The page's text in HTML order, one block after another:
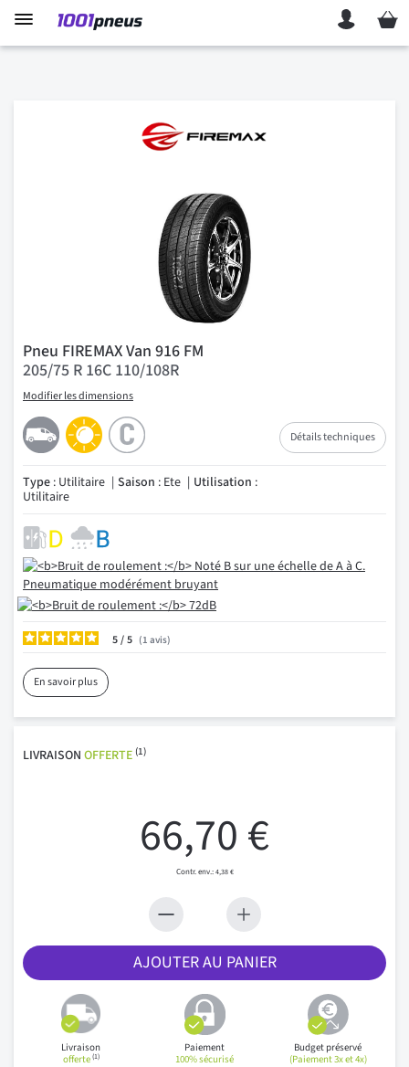
Mon
Pneu FIREMAX Van 916 FM
205/75 R 16C 110/108R
Modifier les dimensions
Détails techniques
Type : Utilitaire Saison : Ete Utilisation :
Utilitaire
5/ 1 avis
En savoir plus
LIVRAISON OFFERTE (1)
66,70 €
4,38 €
AJOUTER AU PANIER
Livraison
offerte(1)
Paiement
100% sécurisé
Budget préservé
(Paiement 3x et 4x)